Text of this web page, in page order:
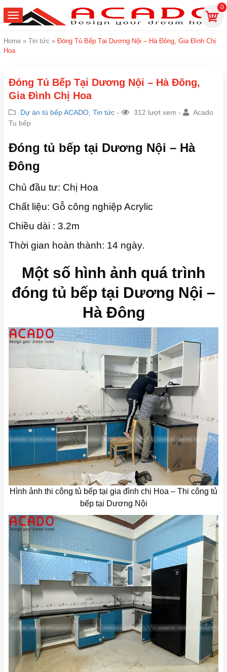
0
Home » Tin tức » Đóng Tủ Bếp Tại Dương Nội – Hà Đông, Gia Đình Chị
Hoa
Đóng Tủ Bếp Tại Dương Nội – Hà Đông,
Gia Đình Chị Hoa
Dự án tủ bếp ACADO Tin tức - 312 lượt xem -
Acado
Tu bếp
Đóng tủ bếp tại Dương Nội – Hà
Đông
Chủ đầu tư: Chị Hoa
Chất liệu: Gỗ công nghiệp Acrylic
Chiều dài : 3.2m
Thời gian hoàn thành: 14 ngày.
Một số hình ảnh quá trình
đóng tủ bếp tại Dương Nội –
Hà Đông
Hình ảnh thi công tủ bếp tại gia đình chị Hoa – Thi công tủ
bếp tại Dương Nội